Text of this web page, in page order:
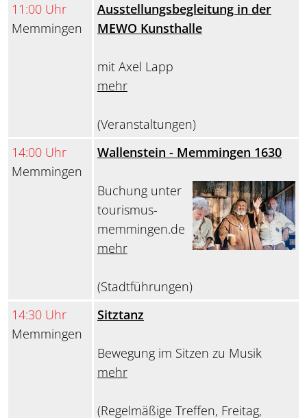
11:00 Uhr
Memmingen
Ausstellungsbegleitung in der
MEWO Kunsthalle
mit Axel Lapp
mehr
(Veranstaltungen)
14:00 Uhr
Memmingen
Wallenstein - Memmingen 1630
Buchung unter
tourismus-
memmingen.de
mehr
(Stadtführungen)
14:30 Uhr
Memmingen
Sitztanz
Bewegung im Sitzen zu Musik
mehr
(Regelmäßige Treffen, Freitag,